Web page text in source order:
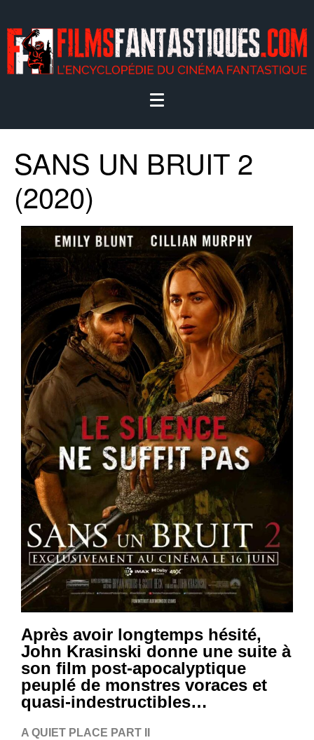
SANS UN BRUIT 2
(2020)
Après avoir longtemps hésité,
John Krasinski donne une suite à
son film post-apocalyptique
peuplé de monstres voraces et
quasi-indestructibles…
A QUIET PLACE PART II